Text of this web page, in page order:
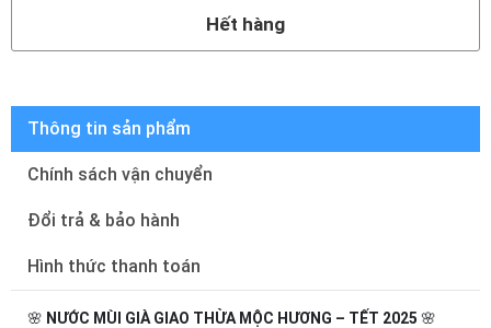
Hết hàng
Thông tin sản phẩm
Chính sách vận chuyển
Đổi trả & bảo hành
Hình thức thanh toán
🌸 NƯỚC MÙI GIÀ GIAO THỪA MỘC HƯƠNG – TẾT 2025 🌸